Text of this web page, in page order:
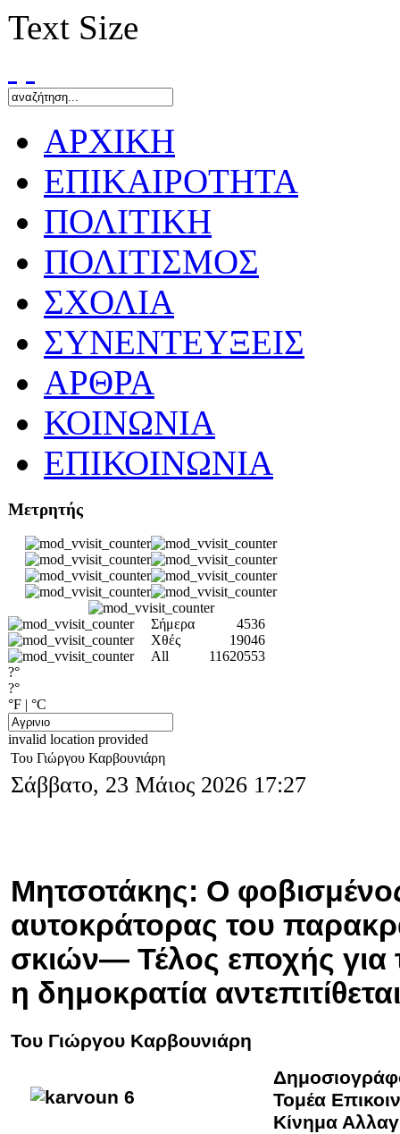
Text Size
ΑΡΧΙΚΗ
ΕΠΙΚΑΙΡΟΤΗΤΑ
ΠΟΛΙΤΙΚΗ
ΠΟΛΙΤΙΣΜΟΣ
ΣΧΟΛΙΑ
ΣΥΝΕΝΤΕΥΞΕΙΣ
ΑΡΘΡΑ
ΚΟΙΝΩΝΙΑ
ΕΠΙΚΟΙΝΩΝΙΑ
Μετρητής
Σήμερα
4536
Χθές
19046
All
11620553
?°
?°
°F | °C
invalid location provided
Του Γιώργου Καρβουνιάρη
Σάββατο, 23 Μάιος 2026 17:27
Μητσοτάκης: Ο
αυτοκράτορας του
σκιών— Τέλος εποχής για
η δημοκρατία αντεπιτίθεται
Του Γιώργου Καρβουνιάρη
Τομέα
Κίνημα